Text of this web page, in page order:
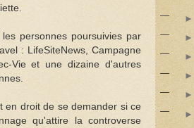
les personnes poursuivies par
: LifeSiteNews, Campagne
Vie et une dizaine d'autres
en droit de se demander si ce
qu'attire la controverse
►
►
►
►
►
►